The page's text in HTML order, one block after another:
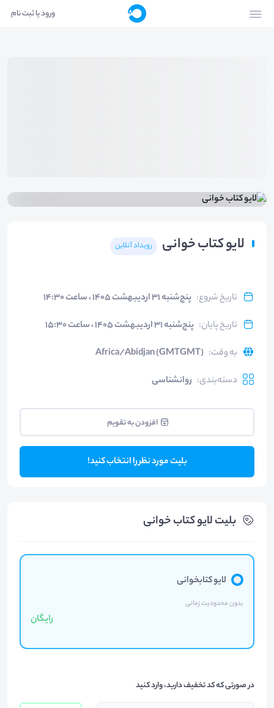
ورود یا ثبت نام
لایو کتاب خوانی رویداد آنلاین
تاریخ شروع: پنج‌شنبه ۳۱ اردیبهشت ۱۴۰۵ ، ساعت ۱۴:۳۰
تاریخ پایان: پنج‌شنبه ۳۱ اردیبهشت ۱۴۰۵ ، ساعت ۱۵:۳۰
به وقت:
Africa/Abidjan (GMTGMT)
دسته‌بندی: روانشناسی
افزودن به تقویم
بلیت مورد نظر را انتخاب کنید!
بلیت‌ لایو کتاب خوانی
لایو کتابخوانی
بدون محدودیت زمانی
رایگان
در صورتی که کد تخفیف دارید، وارد کنید